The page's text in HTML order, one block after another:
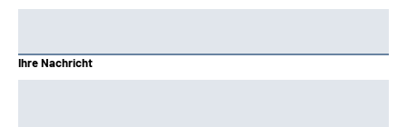
Ihre Nachricht